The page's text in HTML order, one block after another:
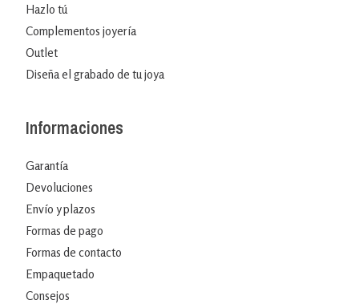
Hazlo tú
Complementos joyería
Outlet
Diseña el grabado de tu joya
Informaciones
Garantía
Devoluciones
Envío y plazos
Formas de pago
Formas de contacto
Empaquetado
Consejos